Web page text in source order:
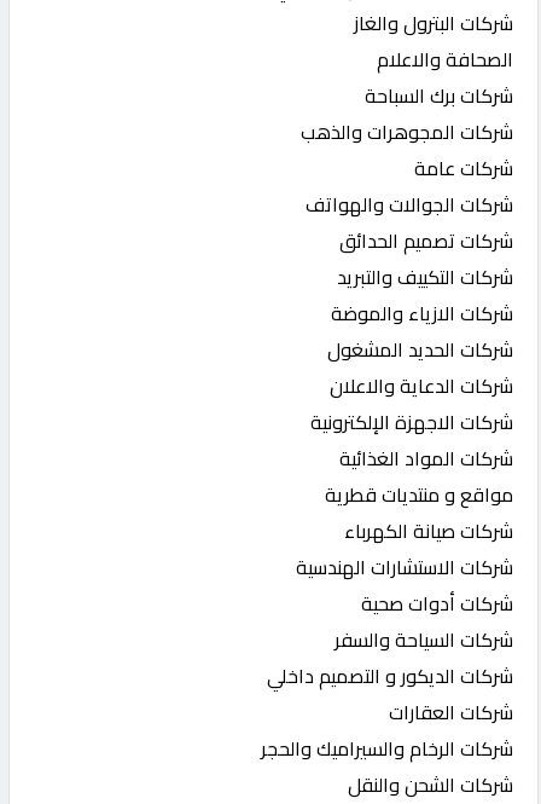
شركات البترول والغاز
الصحافة والاعلام
شركات برك السباحة
شركات المجوهرات والذهب
شركات عامة
شركات الجوالات والهواتف
شركات تصميم الحدائق
شركات التكييف والتبريد
شركات الازياء والموضة
شركات الحديد المشغول
شركات الدعاية والاعلان
شركات الاجهزة الإلكترونية
شركات المواد الغذائية
مواقع و منتديات قطرية
شركات صيانة الكهرباء
شركات الاستشارات الهندسية
شركات أدوات صحية
شركات السياحة والسفر
شركات الديكور و التصميم داخلي
شركات العقارات
شركات الرخام والسيراميك والحجر
شركات الشحن والنقل